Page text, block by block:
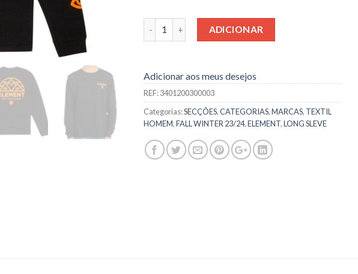
Quantidade ADICIONAR
Adicionar aos meus desejos
REF:3401200300003
Categorias:SECÇÕES,CATEGORIAS,MARCAS, TEXTIL
HOMEM,FALL WINTER 23/24,ELEMENT,LONG SLEVE